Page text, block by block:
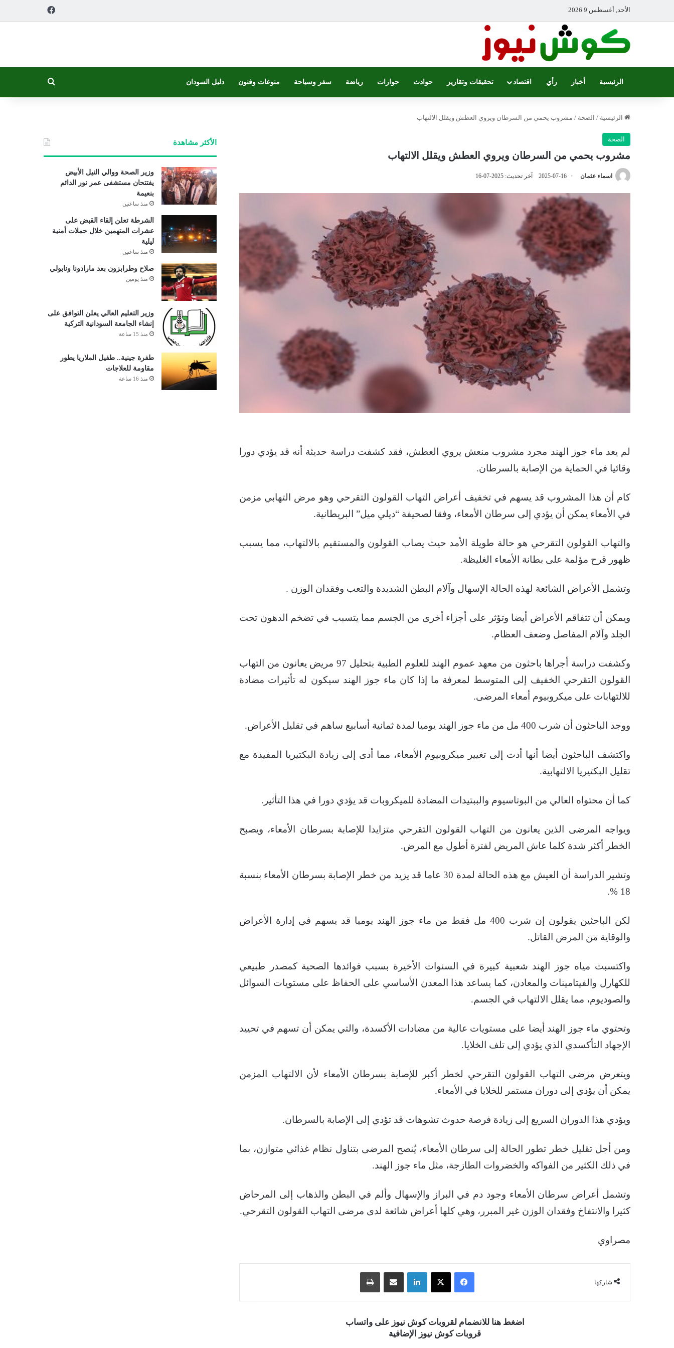
الأحد, أغسطس 9 2026
الرئيسية أخبار رأي اقتصاد تحقيقات وتقارير حوادث حوارات رياضة سفر وسياحة منوعات وفنون دليل السودان
الرئيسية / الصحة / مشروب يحمي من السرطان ويروي العطش ويقلل الالتهاب
الصحة
مشروب يحمي من السرطان ويروي العطش ويقلل الالتهاب
اسماء عثمان 2025-07-16 آخر تحديث: 2025-07-16
لم يعد ماء جوز الهند مجرد مشروب منعش يروي العطش، فقد كشفت دراسة حديثة أنه قد يؤدي دورا
وقائيا في الحماية من الإصابة بالسرطان.
كام أن هذا المشروب قد يسهم في تخفيف أعراض التهاب القولون التقرحي وهو مرض التهابي مزمن
في الأمعاء يمكن أن يؤدي إلى سرطان الأمعاء، وفقا لصحيفة “ديلي ميل” البريطانية.
والتهاب القولون التقرحي هو حالة طويلة الأمد حيث يصاب القولون والمستقيم بالالتهاب، مما يسبب
ظهور قرح مؤلمة على بطانة الأمعاء الغليظة.
وتشمل الأعراض الشائعة لهذه الحالة الإسهال وآلام البطن الشديدة والتعب وفقدان الوزن .
ويمكن أن تتفاقم الأعراض أيضا وتؤثر على أجزاء أخرى من الجسم مما يتسبب في تضخم الدهون تحت
الجلد وآلام المفاصل وضعف العظام.
وكشفت دراسة أجراها باحثون من معهد عموم الهند للعلوم الطبية بتحليل 97 مريض يعانون من التهاب
القولون التقرحي الخفيف إلى المتوسط لمعرفة ما إذا كان ماء جوز الهند سيكون له تأثيرات مضادة
للالتهابات على ميكروبيوم أمعاء المرضى.
ووجد الباحثون أن شرب 400 مل من ماء جوز الهند يوميا لمدة ثمانية أسابيع ساهم في تقليل الأعراض.
واكتشف الباحثون أيضا أنها أدت إلى تغيير ميكروبيوم الأمعاء، مما أدى إلى زيادة البكتيريا المفيدة مع
تقليل البكتيريا الالتهابية.
كما أن محتواه العالي من البوتاسيوم والببتيدات المضادة للميكروبات قد يؤدي دورا في هذا التأثير.
ويواجه المرضى الذين يعانون من التهاب القولون التقرحي متزايدا للإصابة بسرطان الأمعاء، ويصبح
الخطر أكثر شدة كلما عاش المريض لفترة أطول مع المرض.
وتشير الدراسة أن العيش مع هذه الحالة لمدة 30 عاما قد يزيد من خطر الإصابة بسرطان الأمعاء بنسبة
18 %.
لكن الباحثين يقولون إن شرب 400 مل فقط من ماء جوز الهند يوميا قد يسهم في إدارة الأعراض
والوقاية من المرض القاتل.
واكتسبت مياه جوز الهند شعبية كبيرة في السنوات الأخيرة بسبب فوائدها الصحية كمصدر طبيعي
للكهارل والفيتامينات والمعادن، كما يساعد هذا المعدن الأساسي على الحفاظ على مستويات السوائل
والصوديوم، مما يقلل الالتهاب في الجسم.
وتحتوي ماء جوز الهند أيضا على مستويات عالية من مضادات الأكسدة، والتي يمكن أن تسهم في تحييد
الإجهاد التأكسدي الذي يؤدي إلى تلف الخلايا.
ويتعرض مرضى التهاب القولون التقرحي لخطر أكبر للإصابة بسرطان الأمعاء لأن الالتهاب المزمن
يمكن أن يؤدي إلى دوران مستمر للخلايا في الأمعاء.
ويؤدي هذا الدوران السريع إلى زيادة فرصة حدوث تشوهات قد تؤدي إلى الإصابة بالسرطان.
ومن أجل تقليل خطر تطور الحالة إلى سرطان الأمعاء، يُنصح المرضى بتناول نظام غذائي متوازن، بما
في ذلك الكثير من الفواكه والخضروات الطازجة، مثل ماء جوز الهند.
وتشمل أعراض سرطان الأمعاء وجود دم في البراز والإسهال وألم في البطن والذهاب إلى المرحاض
كثيرا والانتفاخ وفقدان الوزن غير المبرر، وهي كلها أعراض شائعة لدى مرضى التهاب القولون التقرحي.
مصراوي
شاركها
فيسبوك ‫X لينكدإن مشاركة عبر البريد
اضغط هنا للانضمام لقروبات كوش نيوز على واتساب
قروبات كوش نيوز الإضافية
الأكثر مشاهدة
وزير الصحة ووالي النيل الأبيض
يفتتحان مستشفى عمر نور الدائم
بنعيمة
منذ ساعتين
الشرطة تعلن إلقاء القبض على
عشرات المتهمين خلال حملات أمنية
ليلية
منذ ساعتين
صلاح وطرابزون بعد مارادونا ونابولي
منذ يومين
وزير التعليم العالي يعلن التوافق على
إنشاء الجامعة السودانية التركية
منذ 15 ساعة
طفرة جينية.. طفيل الملاريا يطور
مقاومة للعلاجات
منذ 16 ساعة